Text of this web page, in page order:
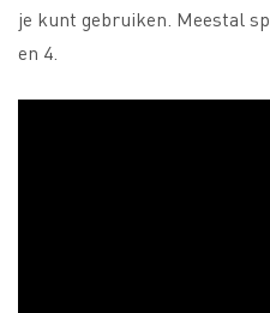
je kunt gebruiken. Meestal
en 4.